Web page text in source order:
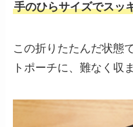
手のひらサイズでスッ
この折りたたんだ状態
トポーチに、難なく収